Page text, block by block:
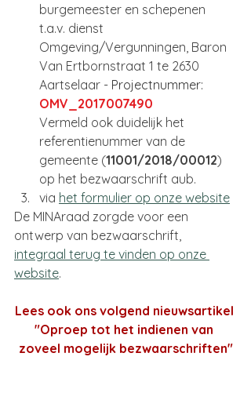
burgemeester en schepenen
t.a.v. dienst
Omgeving/Vergunningen, Baron
Van Ertbornstraat 1 te 2630
Aartselaar - Projectnummer:
OMV_2017007490
Vermeld ook duidelijk het
referentienummer van de
gemeente (11001/2018/00012)
op het bezwaarschrift aub.
via het formulier op onze website
De MINAraad zorgde voor een
ontwerp van bezwaarschrift,
integraal terug te vinden op onze
website.
Lees ook ons volgend nieuwsartikel
"Oproep tot het indienen van
zoveel mogelijk bezwaarschriften"